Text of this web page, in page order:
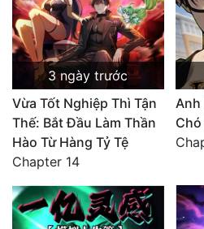
3 ngày trước
Vừa Tốt Nghiệp Thì Tận
Thế: Bắt Đầu Làm Thần
Hào Từ Hàng Tỷ Tệ
Chapter 14
Anh